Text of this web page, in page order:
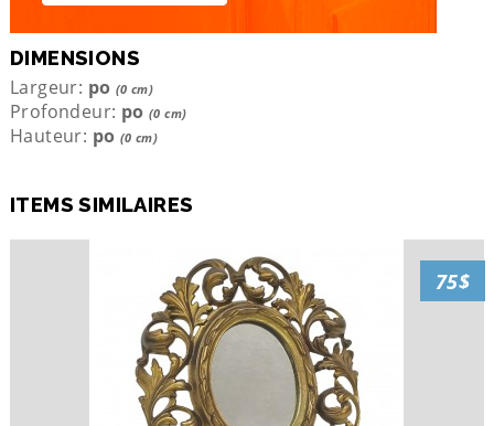
DIMENSIONS
Largeur: po (0 cm)
Profondeur: po (0 cm)
Hauteur: po (0 cm)
ITEMS SIMILAIRES
75$